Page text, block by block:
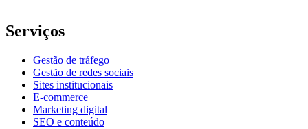
Serviços
Gestão de tráfego
Gestão de redes sociais
Sites institucionais
E-commerce
Marketing digital
SEO e conteúdo